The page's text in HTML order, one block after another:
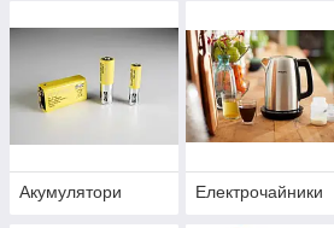
Акумулятори Електрочайники